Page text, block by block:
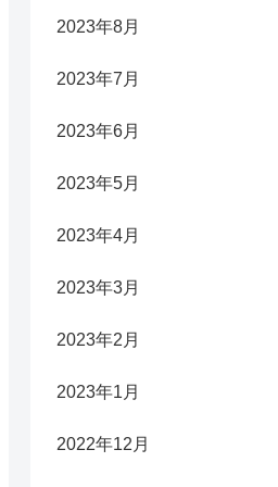
2023年8月
2023年7月
2023年6月
2023年5月
2023年4月
2023年3月
2023年2月
2023年1月
2022年12月